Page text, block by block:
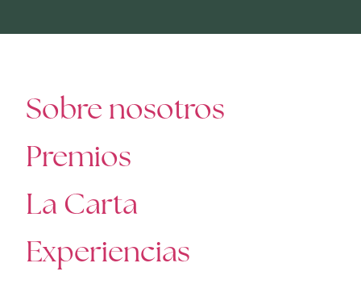
Sobre nosotros
Premios
La Carta
Experiencias